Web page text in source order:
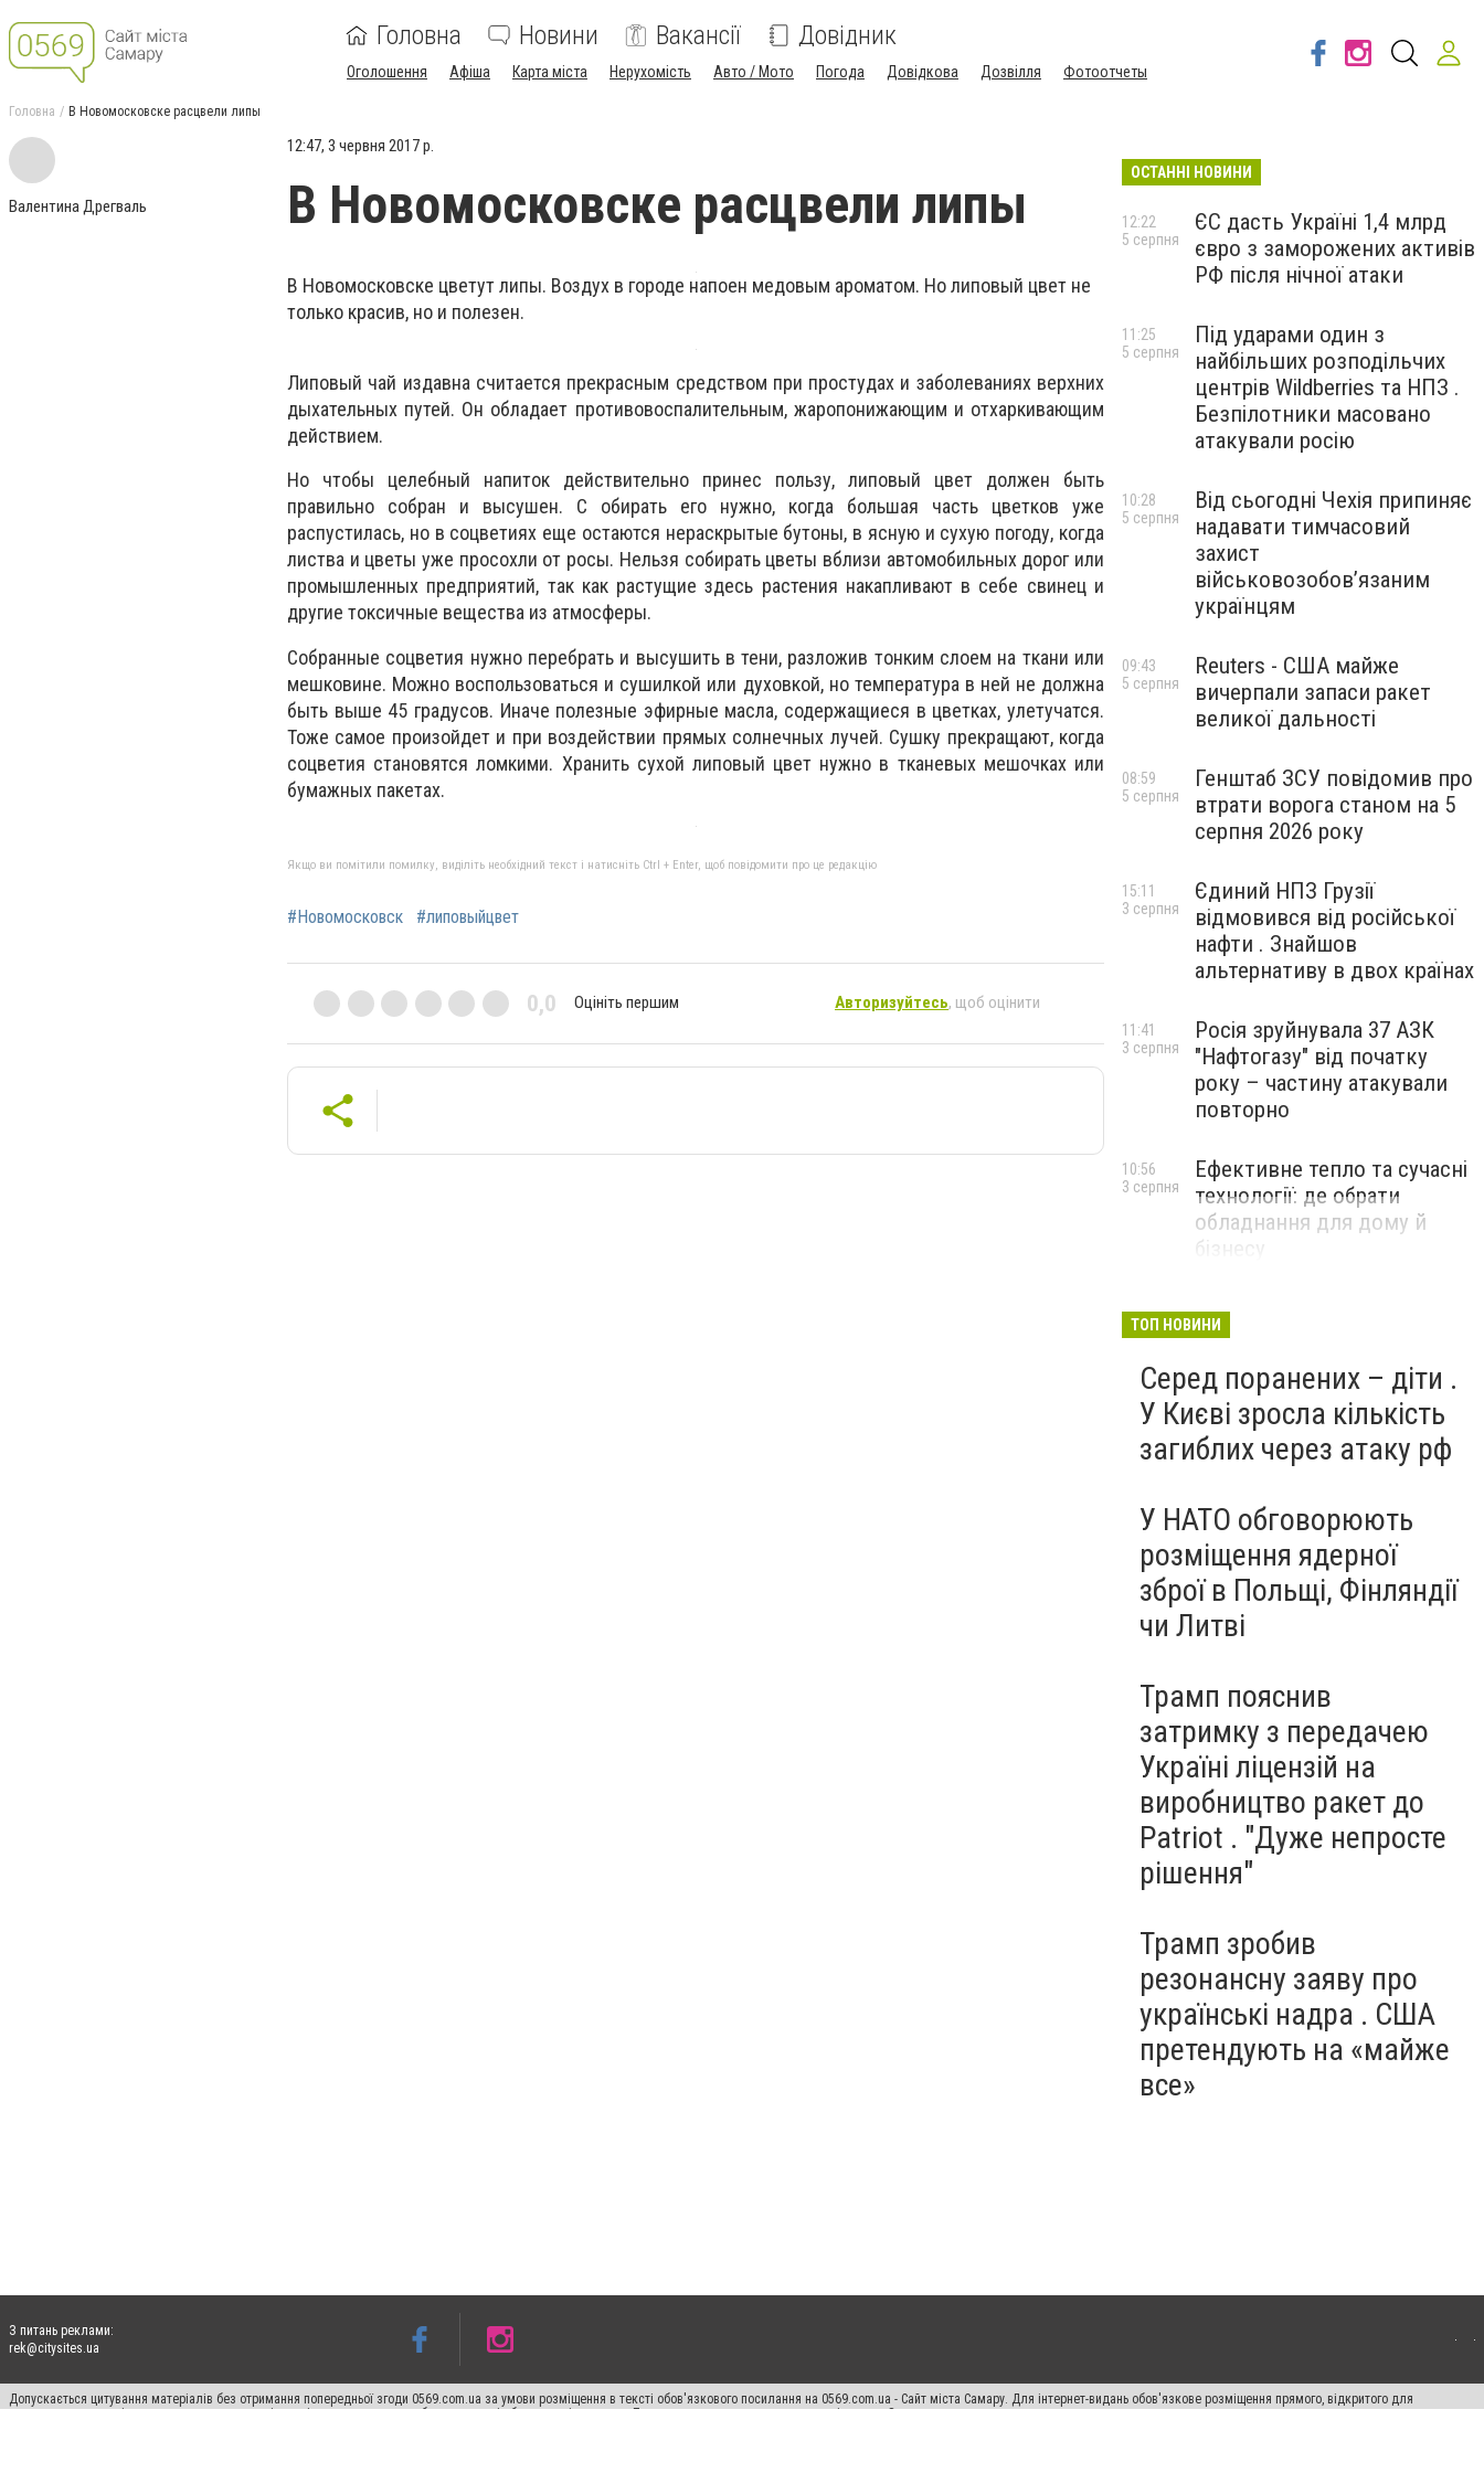
Головна Новини Вакансії Довідник
Оголошення Афіша Карта міста Нерухомість Авто / Мото Погода Довідкова Дозвілля Фотоотчеты
Головна В Новомосковске расцвели липы
Валентина Дрегваль
12:47, 3 червня 2017 р.
В Новомосковске расцвели липы
В Новомосковске цветут липы. Воздух в городе напоен медовым ароматом. Но липовый цвет не
только красив, но и полезен.
Липовый чай издавна считается прекрасным средством при простудах и заболеваниях верхних
дыхательных путей. Он обладает противовоспалительным, жаропонижающим и отхаркивающим
действием.
Но чтобы целебный напиток действительно принес пользу, липовый цвет должен быть
правильно собран и высушен. С обирать его нужно, когда большая часть цветков уже
распустилась, но в соцветиях еще остаются нераскрытые бутоны, в ясную и сухую погоду, когда
листва и цветы уже просохли от росы. Нельзя собирать цветы вблизи автомобильных дорог или
промышленных предприятий, так как растущие здесь растения накапливают в себе свинец и
другие токсичные вещества из атмосферы.
Собранные соцветия нужно перебрать и высушить в тени, разложив тонким слоем на ткани или
мешковине. Можно воспользоваться и сушилкой или духовкой, но температура в ней не должна
быть выше 45 градусов. Иначе полезные эфирные масла, содержащиеся в цветках, улетучатся.
Тоже самое произойдет и при воздействии прямых солнечных лучей. Сушку прекращают, когда
соцветия становятся ломкими. Хранить сухой липовый цвет нужно в тканевых мешочках или
бумажных пакетах.
Якщо ви помітили помилку, виділіть необхідний текст і натисніть Ctrl + Enter, щоб повідомити про це редакцію
#Новомосковск #липовыйцвет
0,0 Оцініть першим Авторизуйтесь, щоб оцінити
ОСТАННІ НОВИНИ
ЄС дасть Україні 1,4 млрд
євро з заморожених активів
РФ після нічної атаки
12:22
5 серпня
Під ударами один з
найбільших розподільчих
центрів Wildberries та НПЗ .
Безпілотники масовано
атакували росію
11:25
5 серпня
Від сьогодні Чехія припиняє
надавати тимчасовий
захист
військовозобов’язаним
українцям
10:28
5 серпня
Reuters - США майже
вичерпали запаси ракет
великої дальності
09:43
5 серпня
Генштаб ЗСУ повідомив про
втрати ворога станом на 5
серпня 2026 року
08:59
5 серпня
Єдиний НПЗ Грузії
відмовився від російської
нафти . Знайшов
альтернативу в двох країнах
15:11
3 серпня
Росія зруйнувала 37 АЗК
"Нафтогазу" від початку
року – частину атакували
повторно
11:41
3 серпня
Ефективне тепло та сучасні
технології: де обрати
обладнання для дому й
бізнесу
10:56
3 серпня
ТОП НОВИНИ
Серед поранених – діти .
У Києві зросла кількість
загиблих через атаку рф
У НАТО обговорюють
розміщення ядерної
зброї в Польщі, Фінляндії
чи Литві
Трамп пояснив
затримку з передачею
Україні ліцензій на
виробництво ракет до
Patriot . "Дуже непросте
рішення"
Трамп зробив
резонансну заяву про
українські надра . США
претендують на «майже
все»
З питань реклами:
rek@citysites.ua
Допускається цитування матеріалів без отримання попередньої згоди 0569.com.ua за умови розміщення в тексті обов'язкового посилання на 0569.com.ua - Сайт міста Самару. Для інтернет-видань обов'язкове розміщення прямого, відкритого для
пошукових систем гіперпосилання на цитовані статті не нижче другого абзацу в тексті або в якості джерела. Порушення виняткових прав переслідується Законом.